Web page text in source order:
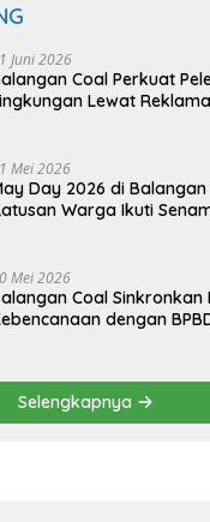
Juni 2026
Coal Perkuat
Lewat
Mei 2026
Day 2026 di Balangan
Warga Ikuti
Mei 2026
Coal
dengan
Selengkapnya